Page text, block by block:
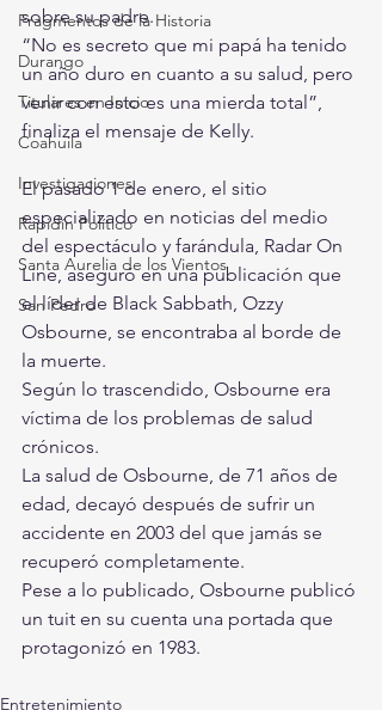
Fragmentos de la Historia
Durango
Titulares en Inicio
Coahuila
Investigaciones
Rapidín Político
Santa Aurelia de los Vientos
San Pedro
sobre su padre.
“No es secreto que mi papá ha tenido
un año duro en cuanto a su salud, pero
venir con esto es una mierda total”,
finaliza el mensaje de Kelly.
El pasado 1 de enero, el sitio
especializado en noticias del medio
del espectáculo y farándula, Radar On
Line, aseguró en una publicación que
el líder de Black Sabbath, Ozzy
Osbourne, se encontraba al borde de
la muerte.
Según lo trascendido, Osbourne era
víctima de los problemas de salud
crónicos.
La salud de Osbourne, de 71 años de
edad, decayó después de sufrir un
accidente en 2003 del que jamás se
recuperó completamente.
Pese a lo publicado, Osbourne publicó
un tuit en su cuenta una portada que
protagonizó en 1983.
Entretenimiento